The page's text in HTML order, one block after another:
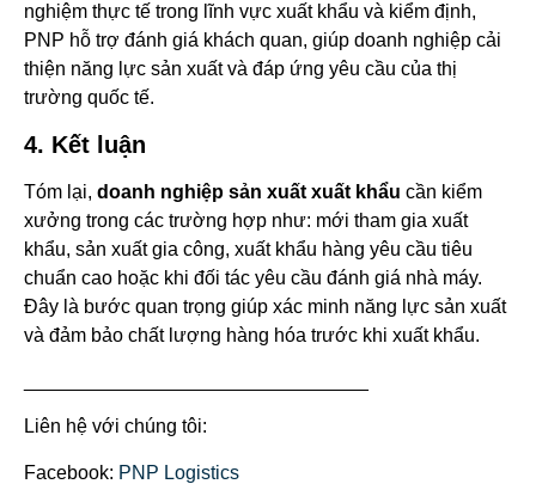
nghiệm thực tế trong lĩnh vực xuất khẩu và kiểm định,
PNP hỗ trợ đánh giá khách quan, giúp doanh nghiệp cải
thiện năng lực sản xuất và đáp ứng yêu cầu của thị
trường quốc tế.
4. Kết luận
Tóm lại, doanh nghiệp sản xuất xuất khẩu cần kiểm
xưởng trong các trường hợp như: mới tham gia xuất
khẩu, sản xuất gia công, xuất khẩu hàng yêu cầu tiêu
chuẩn cao hoặc khi đối tác yêu cầu đánh giá nhà máy.
Đây là bước quan trọng giúp xác minh năng lực sản xuất
và đảm bảo chất lượng hàng hóa trước khi xuất khẩu.
Liên hệ với chúng tôi:
Facebook: PNP Logistics